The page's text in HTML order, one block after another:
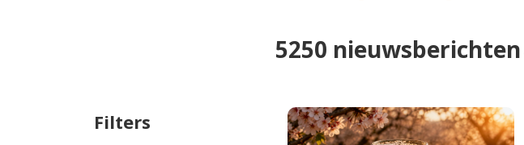
Filters
5250 nieuwsberichten